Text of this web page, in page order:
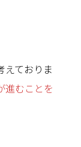
えておりま
進むことを